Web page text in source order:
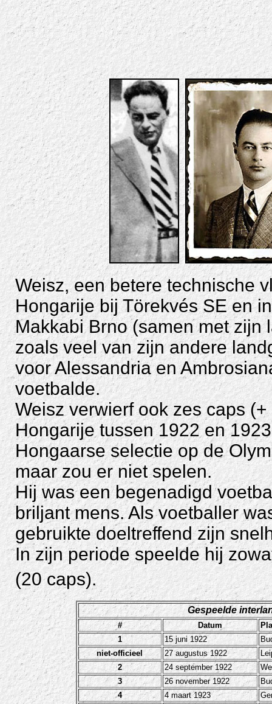
Weisz, een betere technische
Hongarije bij Törekvés SE en
Makkabi Brno (samen met zijn
zoals veel van zijn andere
voor Alessandria en
voetbalde.
Weisz verwierf ook zes caps
Hongarije tussen 1922 en
Hongaarse selectie op de
maar zou er niet spelen.
Hij was een begenadigd
briljant mens. Als voetballer
gebruikte doeltreffend zijn
In zijn periode speelde hij
(20 caps).
Gespeelde
# Datum
1
15 juni 1922
niet-officieel
27 augustus 1922
2
24 september 1922
3
26 november 1922
4
4 maart 1923